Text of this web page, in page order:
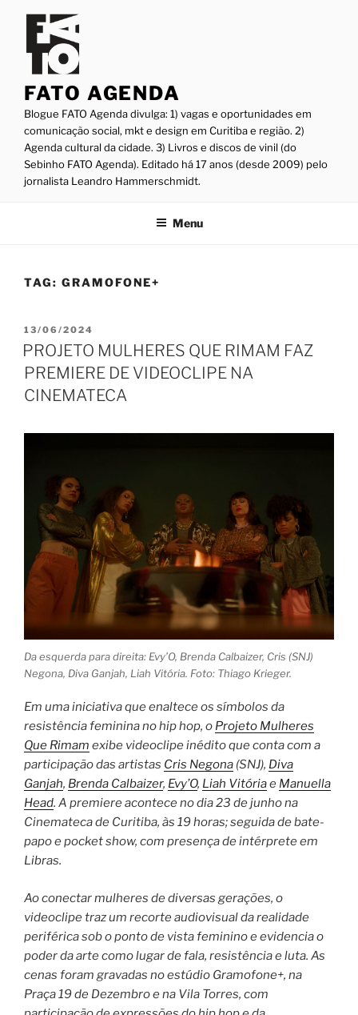
conteúdo
FATO AGENDA
Blogue FATO Agenda divulga: 1) vagas e oportunidades em
comunicação social, mkt e design em Curitiba e região. 2)
Agenda cultural da cidade. 3) Livros e discos de vinil (do
Sebinho FATO Agenda). Editado há 17 anos (desde 2009) pelo
jornalista Leandro Hammerschmidt.
Menu
TAG: GRAMOFONE+
PUBLICADO
EM
13/06/2024
PROJETO MULHERES QUE RIMAM FAZ
PREMIERE DE VIDEOCLIPE NA
CINEMATECA
Da esquerda para direita: Evy’O, Brenda Calbaizer, Cris (SNJ)
Negona, Diva Ganjah, Liah Vitória. Foto: Thiago Krieger.
Em uma iniciativa que enaltece os símbolos da
resistência feminina no hip hop, o Projeto Mulheres
Que Rimam exibe videoclipe inédito que conta com a
participação das artistas Cris Negona (SNJ), Diva
Ganjah, Brenda Calbaizer, Evy’O, Liah Vitóriae Manuella
Head. A premiere acontece no dia 23 de junho na
Cinemateca de Curitiba, às 19 horas; seguida de bate-
papo e pocket show, com presença de intérprete em
Libras.
Ao conectar mulheres de diversas gerações, o
videoclipe traz um recorte audiovisual da realidade
periférica sob o ponto de vista feminino e evidencia o
poder da arte como lugar de fala, resistência e luta. As
cenas foram gravadas no estúdio Gramofone+, na
Praça 19 de Dezembro e na Vila Torres, com